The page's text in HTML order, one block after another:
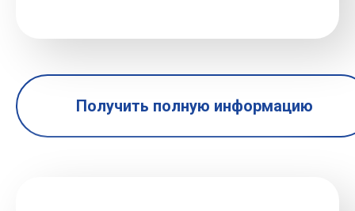
Получить полную информацию